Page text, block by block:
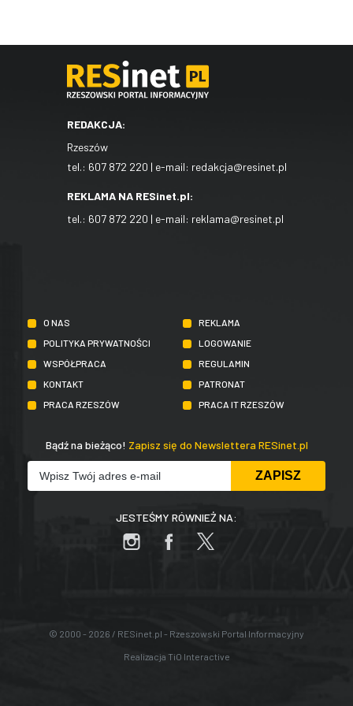
REDAKCJA:
Rzeszów
tel.: 607 872 220 | e-mail: redakcja@resinet.pl
REKLAMA NA RESinet.pl:
tel.: 607 872 220 | e-mail: reklama@resinet.pl
O NAS
REKLAMA
POLITYKA PRYWATNOŚCI
LOGOWANIE
WSPÓŁPRACA
REGULAMIN
KONTAKT
PATRONAT
PRACA RZESZÓW
PRACA IT RZESZÓW
Bądź na bieżąco! Zapisz się do Newslettera RESinet.pl
JESTEŚMY RÓWNIEŻ NA:
© 2000 - 2026 / RESinet.pl - Rzeszowski Portal Informacyjny
Realizacja TiO Interactive